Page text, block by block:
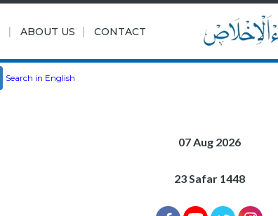
| ABOUT US | CONTACT
Search in English
07 Aug 2026
23 Safar 1448